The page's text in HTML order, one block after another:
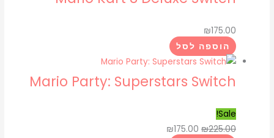
₪175.00
הוספה לסל
Mario Party: Superstars Switch
Sale!
₪225.00
₪175.00